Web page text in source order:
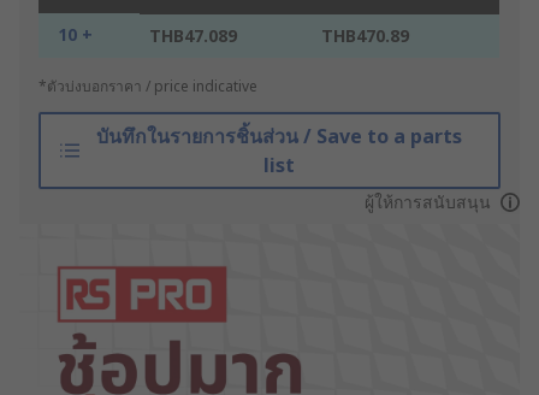
10 + THB47.089 THB470.89
*ตัวบ่งบอกราคา / price indicative
บันทึกในรายการชิ้นส่วน / Save to a parts
list
ผู้ให้การสนับสนุน